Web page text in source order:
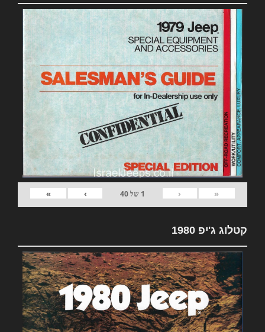
«
‹
1 של40
›
»
קטלוג ג'יפ 1980